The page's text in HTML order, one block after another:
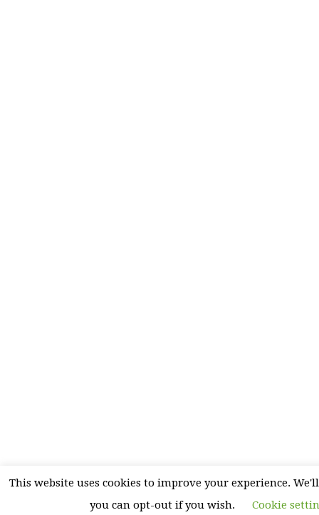
This website uses cookies to improve your experience.
you can opt-out if you wish.
Cookie